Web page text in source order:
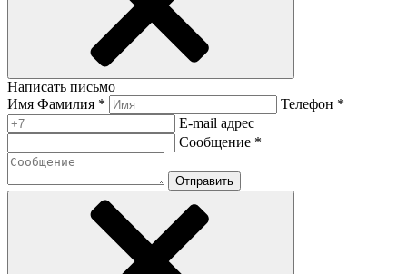
Написать письмо
Имя Фамилия *
Телефон *
E-mail адрес
Сообщение *
Отправить